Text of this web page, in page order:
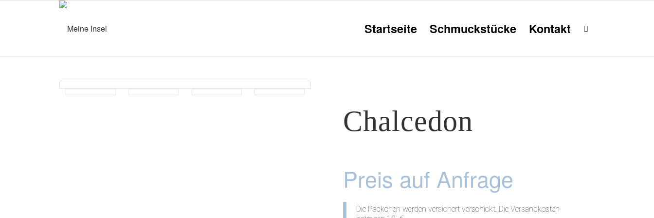
Startseite Schmuckstücke Kontakt
Chalcedon
Preis auf Anfrage
Die Päckchen werden versichert verschickt. Die Versandkosten